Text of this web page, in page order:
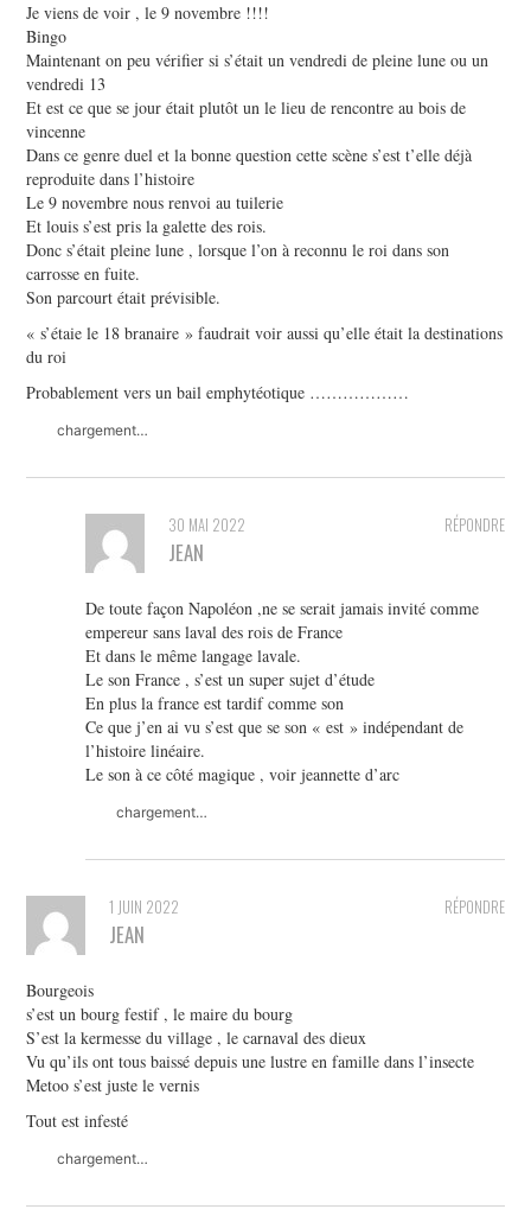
Je viens de voir , le 9 novembre !!!!
Bingo
Maintenant on peu vérifier si s’était un vendredi de pleine lune ou un
vendredi 13
Et est ce que se jour était plutôt un le lieu de rencontre au bois de
vincenne
Dans ce genre duel et la bonne question cette scène s’est t’elle déjà
reproduite dans l’histoire
Le 9 novembre nous renvoi au tuilerie
Et louis s’est pris la galette des rois.
Donc s’était pleine lune , lorsque l’on à reconnu le roi dans son
carrosse en fuite.
Son parcourt était prévisible.
« s’étaie le 18 branaire » faudrait voir aussi qu’elle était la destinations
du roi
Probablement vers un bail emphytéotique ………………
chargement…
RÉPONDRE
30 MAI 2022
JEAN
De toute façon Napoléon ,ne se serait jamais invité comme
empereur sans laval des rois de France
Et dans le même langage lavale.
Le son France , s’est un super sujet d’étude
En plus la france est tardif comme son
Ce que j’en ai vu s’est que se son « est » indépendant de
l’histoire linéaire.
Le son à ce côté magique , voir jeannette d’arc
chargement…
RÉPONDRE
1 JUIN 2022
JEAN
Bourgeois
s’est un bourg festif , le maire du bourg
S’est la kermesse du village , le carnaval des dieux
Vu qu’ils ont tous baissé depuis une lustre en famille dans l’insecte
Metoo s’est juste le vernis
Tout est infesté
chargement…